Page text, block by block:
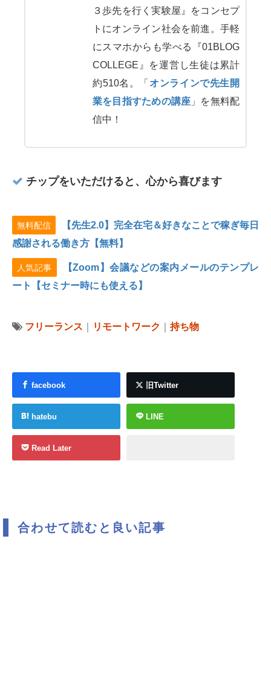
３歩先を行く実験屋』をコンセプ
トにオンライン社会を前進。手軽
にスマホからも学べる『01BLOG
COLLEGE』を運営し生徒は累計
約510名。「 オンラインで先生開
業を目指すための講座 」を無料配
信中！
チップをいただけると、心から喜びます
無料配信
【先生2.0】完全在宅＆好きなことで稼ぎ毎日
感謝される働き方【無料】
人気記事
【Zoom】会議などの案内メールのテンプレ
ート【セミナー時にも使える】
フリーランス リモートワーク 持ち物
facebook 旧Twitter
hatebu LINE
Read Later
合わせて読むと良い記事